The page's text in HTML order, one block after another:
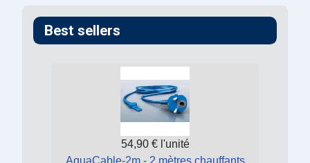
Best sellers
54,90 € l'unité
AquaCable-2m - 2 mètres chauffants